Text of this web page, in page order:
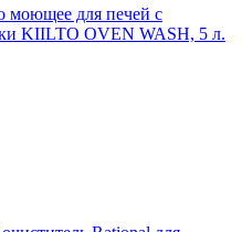
моющее для печей с
KIILTO OVEN WASH, 5 л.